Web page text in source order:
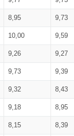
8,95 9,73
10,00 9,59
9,26 9,27
9,73 9,39
9,32 8,43
9,18 8,95
8,15 8,39